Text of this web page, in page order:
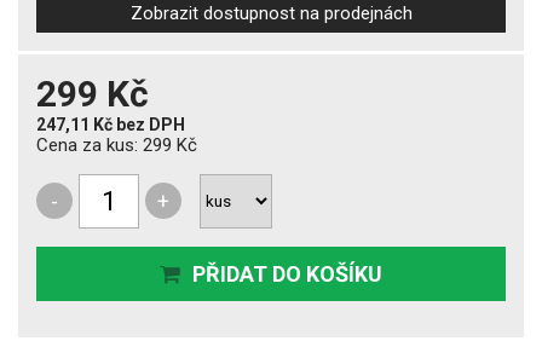
Zobrazit dostupnost na prodejnách
299 Kč
247,11 Kč bez DPH
Cena za kus: 299 Kč
- +
PŘIDAT DO KOŠÍKU